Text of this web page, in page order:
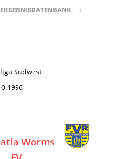
ERGEBNISDATENBANK
Südwest
Worms